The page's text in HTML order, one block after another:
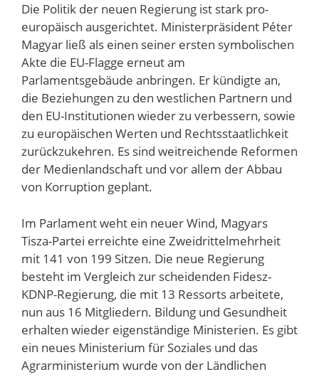
Die Politik der neuen Regierung ist stark pro-
europäisch ausgerichtet. Ministerpräsident Péter
Magyar ließ als einen seiner ersten symbolischen
Akte die EU-Flagge erneut am
Parlamentsgebäude anbringen. Er kündigte an,
die Beziehungen zu den westlichen Partnern und
den EU-Institutionen wieder zu verbessern, sowie
zu europäischen Werten und Rechtsstaatlichkeit
zurückzukehren. Es sind weitreichende Reformen
der Medienlandschaft und vor allem der Abbau
von Korruption geplant.
Im Parlament weht ein neuer Wind, Magyars
Tisza-Partei erreichte eine Zweidrittelmehrheit
mit 141 von 199 Sitzen. Die neue Regierung
besteht im Vergleich zur scheidenden Fidesz-
KDNP-Regierung, die mit 13 Ressorts arbeitete,
nun aus 16 Mitgliedern. Bildung und Gesundheit
erhalten wieder eigenständige Ministerien. Es gibt
ein neues Ministerium für Soziales und das
Agrarministerium wurde von der Ländlichen